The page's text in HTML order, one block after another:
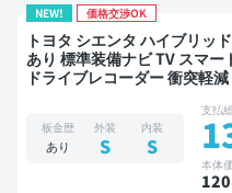
NEW! 価格交渉OK
トヨタ シエンタ ハイブリッドG クエロ 禁
あり 標準装備ナビ TV スマ
ドライブレコーダー 衝突軽
板金歴
あり
外装
S
内装
S
支払
本体
120